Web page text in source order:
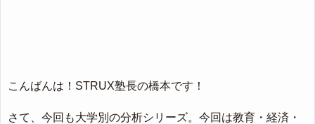
こんばんは！STRUX塾長の橋本です！
さて、今回も大学別の分析シリーズ。今回は教育・経済・